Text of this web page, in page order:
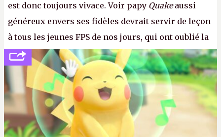
est donc toujours vivace. Voir papy Quakeaussi
généreux envers ses fidèles devrait servir de leçon
à tous les jeunes FPS de nos jours, qui ont oublié la
politesse et le respect envers leurs joueurs et les
anciens. Il leur faudrait une bonne guerre des
consoles à ces petits cons !